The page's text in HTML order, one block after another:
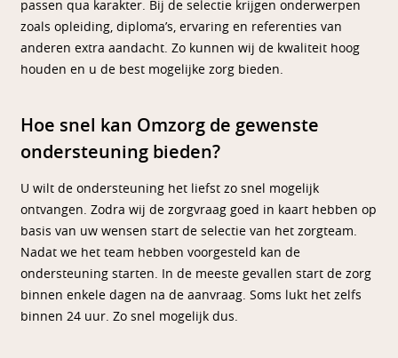
passen qua karakter. Bij de selectie krijgen onderwerpen
zoals opleiding, diploma’s, ervaring en referenties van
anderen extra aandacht. Zo kunnen wij de kwaliteit hoog
houden en u de best mogelijke zorg bieden.
Hoe snel kan Omzorg de gewenste
ondersteuning bieden?
U wilt de ondersteuning het liefst zo snel mogelijk
ontvangen. Zodra wij de zorgvraag goed in kaart hebben op
basis van uw wensen start de selectie van het zorgteam.
Nadat we het team hebben voorgesteld kan de
ondersteuning starten. In de meeste gevallen start de zorg
binnen enkele dagen na de aanvraag. Soms lukt het zelfs
binnen 24 uur. Zo snel mogelijk dus.